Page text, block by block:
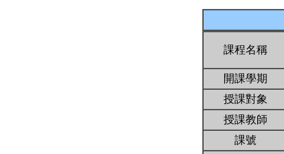
課程名稱
開課學期
授課對象
授課教師
課號